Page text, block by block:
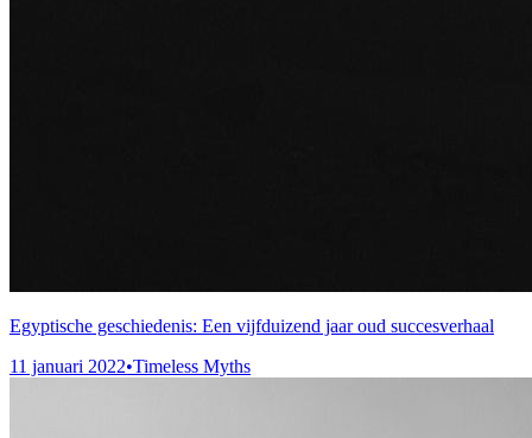
Egyptische geschiedenis: Een vijfduizend jaar oud succesverhaal
11 januari 2022•Timeless Myths